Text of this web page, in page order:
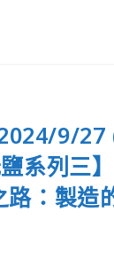
9/27
鹽系列三
路：製造